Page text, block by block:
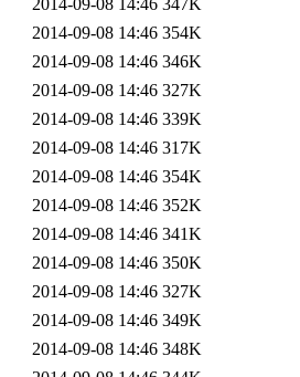
2014-09-08 14:46 347K
2014-09-08 14:46 354K
2014-09-08 14:46 346K
2014-09-08 14:46 327K
2014-09-08 14:46 339K
2014-09-08 14:46 317K
2014-09-08 14:46 354K
2014-09-08 14:46 352K
2014-09-08 14:46 341K
2014-09-08 14:46 350K
2014-09-08 14:46 327K
2014-09-08 14:46 349K
2014-09-08 14:46 348K